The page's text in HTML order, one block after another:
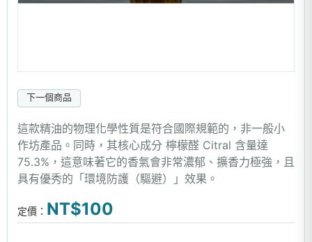
下一個商品
這款精油的物理化學性質是符合國際規範的，非一般小
作坊產品。同時，其核心成分 檸檬醛 Citral 含量達
75.3%，這意味著它的香氣會非常濃郁、擴香力極強，且
具有優秀的「環境防護（驅避）」效果。
定價： NT$100